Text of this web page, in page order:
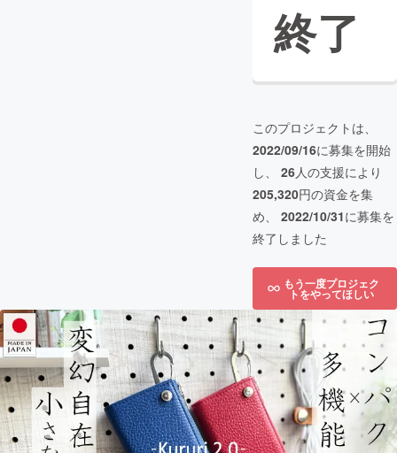
終了
このプロジェクトは、
2022/09/16に募集を開始
し、 26人の支援により
205,320円の資金を集
め、 2022/10/31に募集を
終了しました
もう一度プロジェク
トをやってほしい